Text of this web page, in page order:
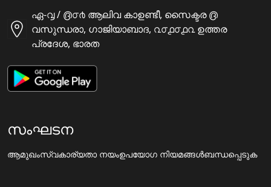
ഏ-൮ / ൫൦൪ ആലിവ കാഉണ്ടീ, സൈക്ടര ൫
വസുന്ധരാ, ഗാജിയാബാദ, ൨൦൧൦൧൨ ഉത്തര
പ്രദേശ, ഭാരത
സംഘടന
ആമുഖംസ്വകാര്യതാ നയംഉപയോഗ നിയമങ്ങൾബന്ധപ്പെടുക